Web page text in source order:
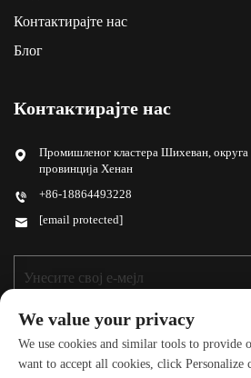
Контактирајте нас
Блог
Контактирајте нас
Промишленог кластера Шихеван,
провинција Хенан
+86-18864493228
[email protected]
We value your privacy
We use cookies and similar tools to provide
want to accept all cookies, click Personalize